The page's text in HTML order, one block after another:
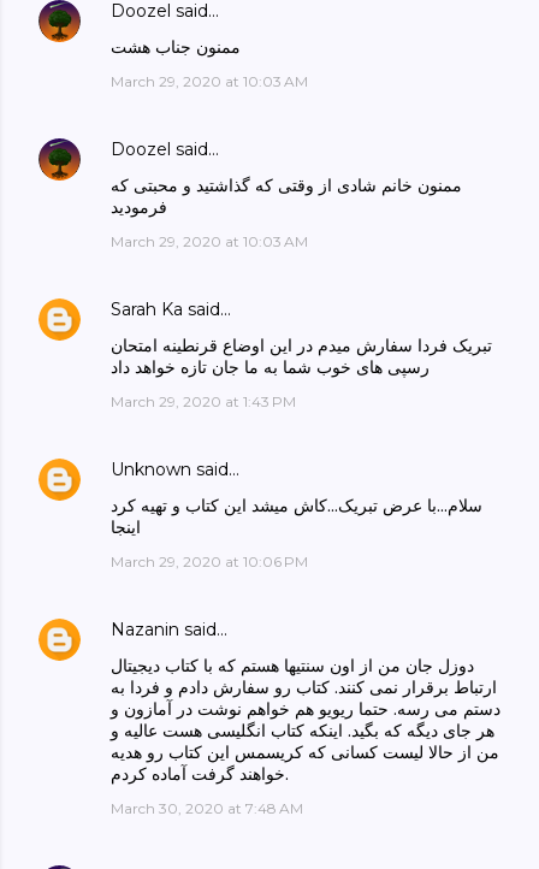
Doozel said…
ممنون جناب هشت
March 29, 2020 at 10:03 AM
Doozel said…
ممنون خانم شادی از وقتی که گذاشتید و محبتی که
فرمودید
March 29, 2020 at 10:03 AM
Sarah Ka said…
تبریک فردا سفارش میدم در این اوضاع قرنطینه امتحان
رسپی های خوب شما به ما جان تازه خواهد داد
March 29, 2020 at 1:43 PM
Unknown said…
سلام...با عرض تبریک...کاش میشد این کتاب و تهیه کرد
اینجا
March 29, 2020 at 10:06 PM
Nazanin said…
دوزل جان من از اون سنتیها هستم که با کتاب دیجیتال
ارتباط برقرار نمی کنند. کتاب رو سفارش دادم و فردا به
دستم می رسه. حتما ریویو هم خواهم نوشت در آمازون و
هر جای دیگه که بگید. اینکه کتاب انگلیسی هست عالیه و
من از حالا لیست کسانی که کریسمس این کتاب رو هدیه
خواهند گرفت آماده کردم.
March 30, 2020 at 7:48 AM